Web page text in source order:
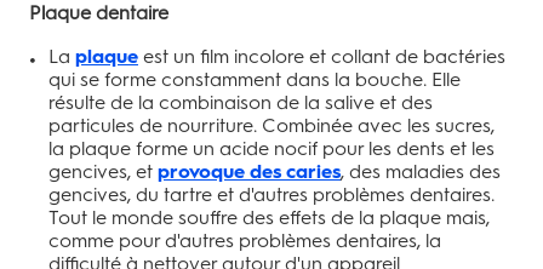
Plaque dentaire
La plaque est un film incolore et collant de bactéries
qui se forme constamment dans la bouche. Elle
résulte de la combinaison de la salive et des
particules de nourriture. Combinée avec les sucres,
la plaque forme un acide nocif pour les dents et les
gencives, et provoque des caries, des maladies des
gencives, du tartre et d'autres problèmes dentaires.
Tout le monde souffre des effets de la plaque mais,
comme pour d'autres problèmes dentaires, la
difficulté à nettoyer autour d'un appareil